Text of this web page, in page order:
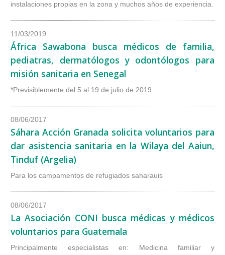
instalaciones propias en la zona y muchos años de experiencia.
11/03/2019
África Sawabona busca médicos de familia,
pediatras, dermatólogos y odontólogos para
misión sanitaria en Senegal
*Previsiblemente del 5 al 19 de julio de 2019
08/06/2017
Sáhara Acción Granada solicita voluntarios para
dar asistencia sanitaria en la Wilaya del Aaiun,
Tinduf (Argelia)
Para los campamentos de refugiados saharauis
08/06/2017
La Asociación CONI busca médicas y médicos
voluntarios para Guatemala
Principalmente especialistas en: Medicina familiar y